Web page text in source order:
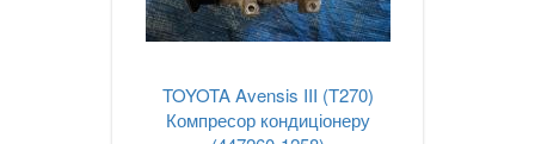
TOYOTA Avensis III (T270)
Компресор кондиціонеру